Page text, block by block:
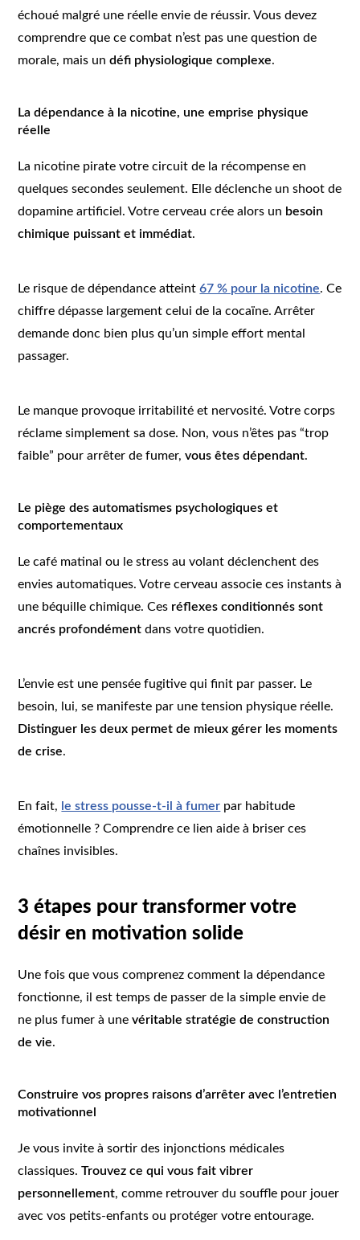
échoué malgré une réelle envie de réussir. Vous devez
comprendre que ce combat n’est pas une question de
morale, mais undéfi physiologique complexe.
La dépendance à la nicotine, une emprise physique
réelle
La nicotine pirate votre circuit de la récompense en
quelques secondes seulement. Elle déclenche un shoot de
dopamine artificiel. Votre cerveau crée alors un besoin
chimique puissant et immédiat.
Le risque de dépendance atteint67 % pour la nicotine. Ce
chiffre dépasse largement celui de la cocaïne. Arrêter
demande donc bien plus qu’un simple effort mental
passager.
Le manque provoque irritabilité et nervosité. Votre corps
réclame simplement sa dose. Non, vous n’êtes pas “trop
faible” pour arrêter de fumer,vous êtes dépendant.
Le piège des automatismes psychologiques et
comportementaux
Le café matinal ou le stress au volant déclenchent des
envies automatiques. Votre cerveau associe ces instants à
une béquille chimique. Ces réflexes conditionnés sont
ancrés profondément dans votre quotidien.
L’envie est une pensée fugitive qui finit par passer. Le
besoin, lui, se manifeste par une tension physique réelle.
Distinguer les deux permet de mieux gérer les moments
de crise.
En fait, le stress pousse-t-il à fumer par habitude
émotionnelle ? Comprendre ce lien aide à briser ces
chaînes invisibles.
3 étapes pour transformer votre
désir en motivation solide
Une fois que vous comprenez comment la dépendance
fonctionne, il est temps de passer de la simple envie de
ne plus fumer à unevéritable stratégie de construction
de vie.
Construire vos propres raisons d’arrêter avec l’entretien
motivationnel
Je vous invite à sortir des injonctions médicales
classiques.Trouvez ce qui vous fait vibrer
personnellement, comme retrouver du souffle pour jouer
avec vos petits-enfants ou protéger votre entourage.